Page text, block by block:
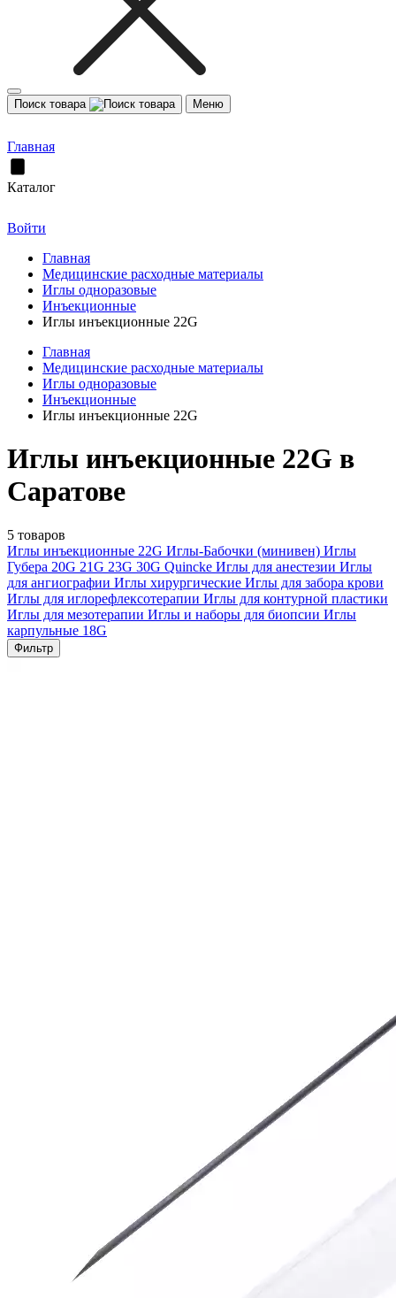
Поиск товара Меню
Главная
Каталог
Войти
Главная
Медицинские расходные материалы
Иглы одноразовые
Инъекционные
Иглы инъекционные 22G
Главная
Медицинские расходные материалы
Иглы одноразовые
Инъекционные
Иглы инъекционные 22G
Иглы инъекционные 22G в
Саратове
5 товаров
Иглы инъекционные 22G Иглы-Бабочки (минивен) Иглы
Губера 20G 21G 23G 30G Quincke Иглы для анестезии Иглы
для ангиографии Иглы хирургические Иглы для забора крови
Иглы для иглорефлексотерапии Иглы для контурной пластики
Иглы для мезотерапии Иглы и наборы для биопсии Иглы
карпульные 18G
Фильтр